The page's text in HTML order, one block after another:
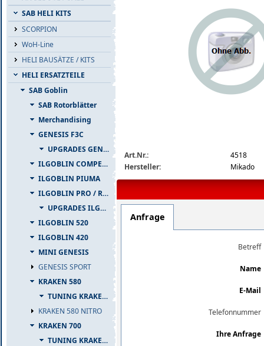
SAB HELI KITS
SCORPION
WoH-Line
HELI BAUSÄTZE / KITS
HELI ERSATZTEILE
SAB Goblin
SAB Rotorblätter
Merchandising
GENESIS F3C
UPGRADES GENESIS F3C
ILGOBLIN COMPETIZIONE
ILGOBLIN PIUMA
ILGOBLIN PRO / RAW 700
UPGRADES ILGOBLIN PRO / RAW 700
ILGOBLIN 520
ILGOBLIN 420
MINI GENESIS
GENESIS SPORT
KRAKEN 580
TUNING KRAKEN 580
KRAKEN 580 NITRO
KRAKEN 700
TUNING KRAKEN 700
Art.Nr.:
4518
Hersteller:
Mikado
Anfrage
Betreff
Name
E-Mail
Telefonnummer
Ihre Anfrage